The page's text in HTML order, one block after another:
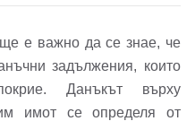
е важно да се знае, че
задължения, които
Данъкът върху
имот се определя от